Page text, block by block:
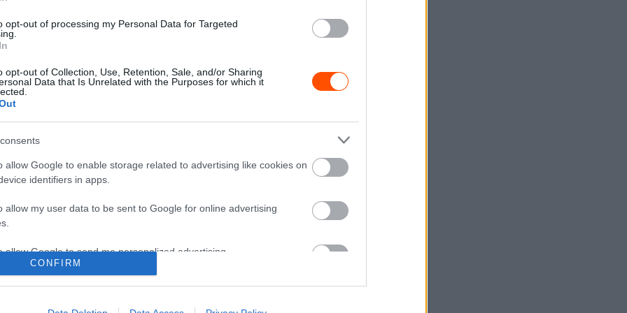
opt-out of processing my Personal Data for Targeted
opt-out of Collection, Use, Retention, Sale, and/or Sharing
Data that Is Unrelated with the Purposes for which it
allow Google to enable storage related to advertising like cookies on
identifiers in apps.
allow my user data to be sent to Google for online advertising
allow Google to send me personalized advertising.
allow Google to enable storage related to analytics like cookies on
CONFIRM
Mercedessszel? – Montoya a
Majer Dániel - 2024. december 16.
F1
Az FIA csalással nyerette meg a
Majer Dániel